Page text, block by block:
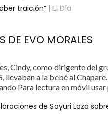
traición” | El Día
DE EVO MORALES
Cindy, como dirigente del
llevaban a la bebé al
Para lectura en móvil
de Sayuri Loza